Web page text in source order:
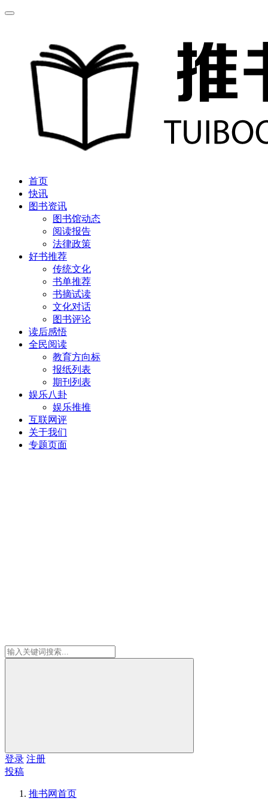
首页
快讯
图书资讯
图书馆动态
阅读报告
法律政策
好书推荐
传统文化
书单推荐
书摘试读
文化对话
图书评论
读后感悟
全民阅读
教育方向标
报纸列表
期刊列表
娱乐八卦
娱乐推推
互联网评
关于我们
专题页面
登录 注册
投稿
推书网首页